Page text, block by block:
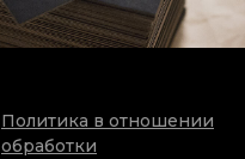
Политика в отношении
обработки